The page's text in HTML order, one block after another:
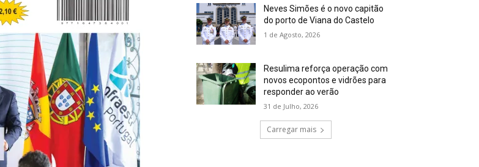
Neves Simões é o novo capitão
do porto de Viana do Castelo
1 de Agosto, 2026
Resulima reforça operação com
novos ecopontos e vidrões para
responder ao verão
31 de Julho, 2026
Carregar mais